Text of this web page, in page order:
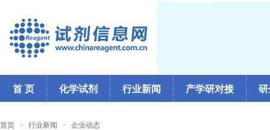
首 页 化学试剂 行业新闻 产学研对接 研
首页 > 行业新闻 > 企业动态